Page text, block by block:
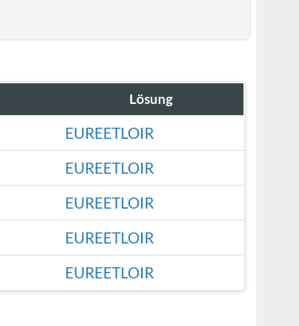
Lösung
EUREETLOIR
EUREETLOIR
EUREETLOIR
EUREETLOIR
EUREETLOIR